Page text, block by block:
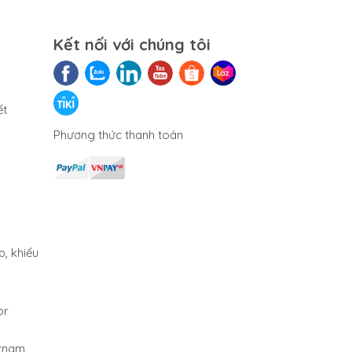
OILM C3, CE, TCVN
Vật liệu
- Màn hình bằng
- Mặt bàn cân
khiếu
Kết nối với chúng tôi
Phương thức thanh toán